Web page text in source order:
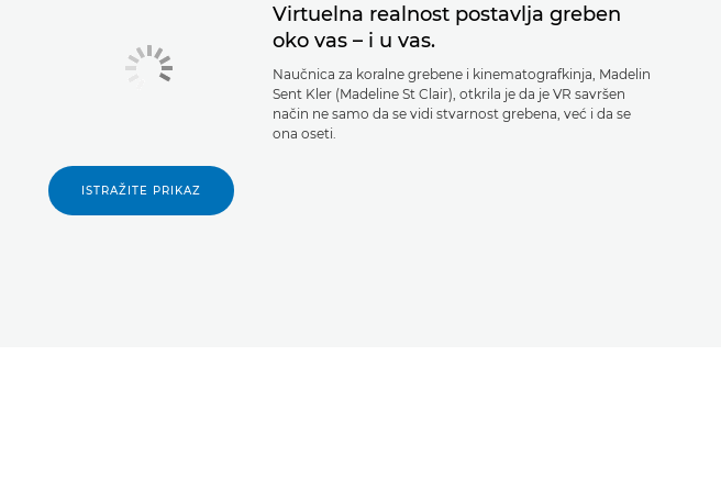
Virtuelna realnost postavlja greben
oko vas – i u vas.
Naučnica za koralne grebene i kinematografkinja, Madelin
Sent Kler (Madeline St Clair), otkrila je da je VR savršen
način ne samo da se vidi stvarnost grebena, već i da se
ona oseti.
ISTRAŽITE PRIKAZ